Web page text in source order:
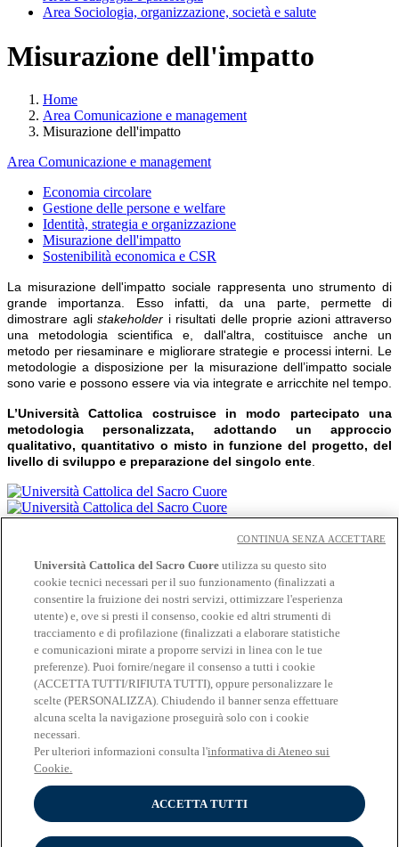
Area Sociologia, organizzazione, società e salute
Misurazione dell'impatto
Home
Area Comunicazione e management
Misurazione dell'impatto
Area Comunicazione e management
Economia circolare
Gestione delle persone e welfare
Identità, strategia e organizzazione
Misurazione dell'impatto
Sostenibilità economica e CSR
La misurazione dell'impatto sociale rappresenta uno strumento di
grande importanza. Esso infatti, da una parte, permette di
dimostrare agli stakeholder i risultati delle proprie azioni attraverso
una metodologia scientifica e, dall'altra, costituisce anche un
metodo per riesaminare e migliorare strategie e processi interni. Le
metodologie a disposizione per la misurazione dell’impatto sociale
sono varie e possono essere via via integrate e arricchite nel tempo.
L’Università Cattolica
costruisce in modo partecipato una
metodologia personalizzata, adottando un approccio
qualitativo, quantitativo o misto in funzione del progetto, del
livello di sviluppo e preparazione del singolo ente.
AreaFundraising e finanza
AreaNormativa
AreaPedagogia e psicologia
AreaSociologia, organizzazione, società e salute
Chi siamo
Le nostre attività
La nostra faculty
Contatti
News ed Eventi
Social
Università Cattolica del Sacro Cuore utilizza su questo sito
cookie tecnici necessari per il suo funzionamento (finalizzati a
consentire la fruizione dei nostri servizi, ottimizzare l'esperienza
utente) e, ove si presti il consenso, cookie ed altri strumenti di
tracciamento e di profilazione (finalizzati a elaborare statistiche
e comunicazioni mirate a proporre servizi in linea con le tue
preferenze). Puoi fornire/negare il consenso a tutti i cookie
(ACCETTA TUTTI/RIFIUTA TUTTI), oppure personalizzare le
scelte (PERSONALIZZA). Chiudendo il banner senza effettuare
alcuna scelta la navigazione proseguirà solo con i cookie
necessari.
Per ulteriori informazioni consulta l'informativa di Ateneo sui
Cookie.
ACCETTA TUTTI
CONTINUA SENZA ACCETTARE